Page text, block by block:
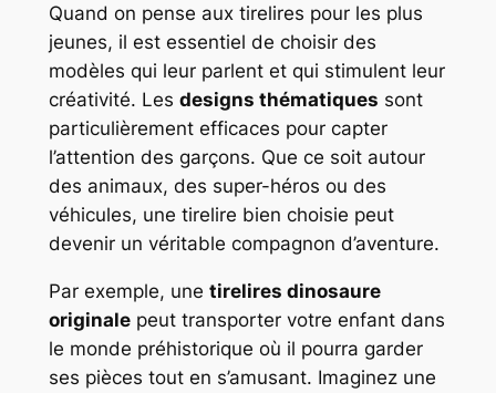
Quand on pense aux tirelires pour les plus
jeunes, il est essentiel de choisir des
modèles qui leur parlent et qui stimulent leur
créativité. Les designs thématiques sont
particulièrement efficaces pour capter
l’attention des garçons. Que ce soit autour
des animaux, des super-héros ou des
véhicules, une tirelire bien choisie peut
devenir un véritable compagnon d’aventure.
Par exemple, une tirelires dinosaure
originalepeut transporter votre enfant dans
le monde préhistorique où il pourra garder
ses pièces tout en s’amusant. Imaginez une